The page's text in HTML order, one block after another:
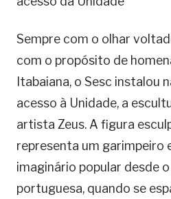
Sempre com o olhar
com o propósito de
Itabaiana, o Sesc instalou
acesso à Unidade, a
artista Zeus. A figura
representa um garimpeiro
imaginário popular desde
portuguesa, quando se